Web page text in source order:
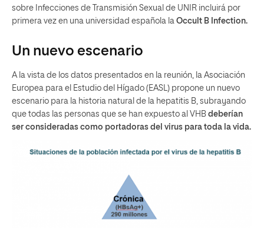
sobre Infecciones de Transmisión Sexual de UNIR incluirá por
primera vez en una universidad española la Occult B Infection.
Un nuevo escenario
A la vista de los datos presentados en la reunión, la Asociación
Europea para el Estudio del Hígado (EASL) propone un nuevo
escenario para la historia natural de la hepatitis B, subrayando
que todas las personas que se han expuesto al VHB deberían
ser consideradas como portadoras del virus para toda la vida.